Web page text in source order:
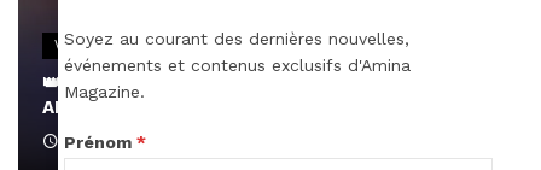
VIDEOS
👑 Remerciements à Ayden pour son message sur
AMINA, le Magazine de la Femme
April 1, 2022
Soyez au courant des dernières nouvelles,
événements et contenus exclusifs d'Amina
Magazine.
Prénom *